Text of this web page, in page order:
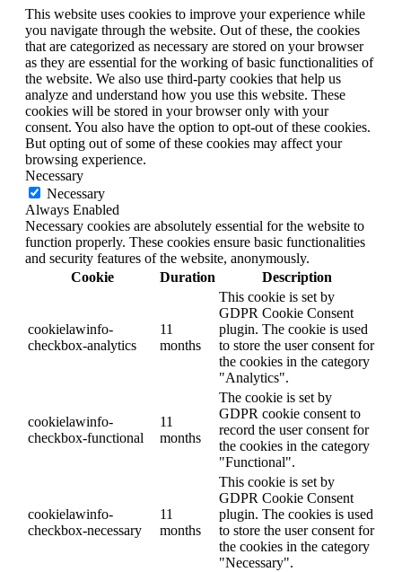
This website uses cookies to improve your experience while
you navigate through the website. Out of these, the cookies
that are categorized as necessary are stored on your browser
as they are essential for the working of basic functionalities of
the website. We also use third-party cookies that help us
analyze and understand how you use this website. These
cookies will be stored in your browser only with your
consent. You also have the option to opt-out of these cookies.
But opting out of some of these cookies may affect your
browsing experience.
Necessary
Necessary
Always Enabled
Necessary cookies are absolutely essential for the website to
function properly. These cookies ensure basic functionalities
and security features of the website, anonymously.
Cookie
Duration Description
cookielawinfo-
checkbox-analytics
11
months
This cookie is set by
GDPR Cookie Consent
plugin. The cookie is used
to store the user consent for
the cookies in the category
"Analytics".
cookielawinfo-
checkbox-functional
11
months
The cookie is set by
GDPR cookie consent to
record the user consent for
the cookies in the category
"Functional".
cookielawinfo-
checkbox-necessary
11
months
This cookie is set by
GDPR Cookie Consent
plugin. The cookies is used
to store the user consent for
the cookies in the category
"Necessary".